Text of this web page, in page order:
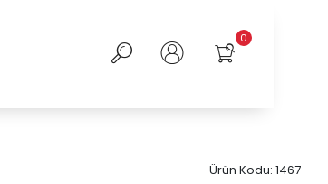
0
Ürün Kodu: 1467